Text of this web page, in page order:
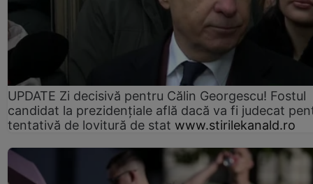
UPDATE Zi decisivă pentru Călin Georgescu! Fostul
candidat la prezidențiale află dacă va fi judecat
tentativă de lovitură de stat www.stirilekanald.ro